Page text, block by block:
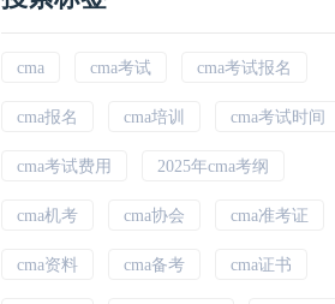
cma cma考试 cma考试报名
cma报名 cma培训 cma考试时间
cma考试费用 2025年cma考纲
cma机考 cma协会 cma准考证
cma资料 cma备考 cma证书